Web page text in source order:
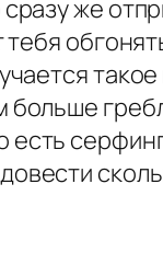
же